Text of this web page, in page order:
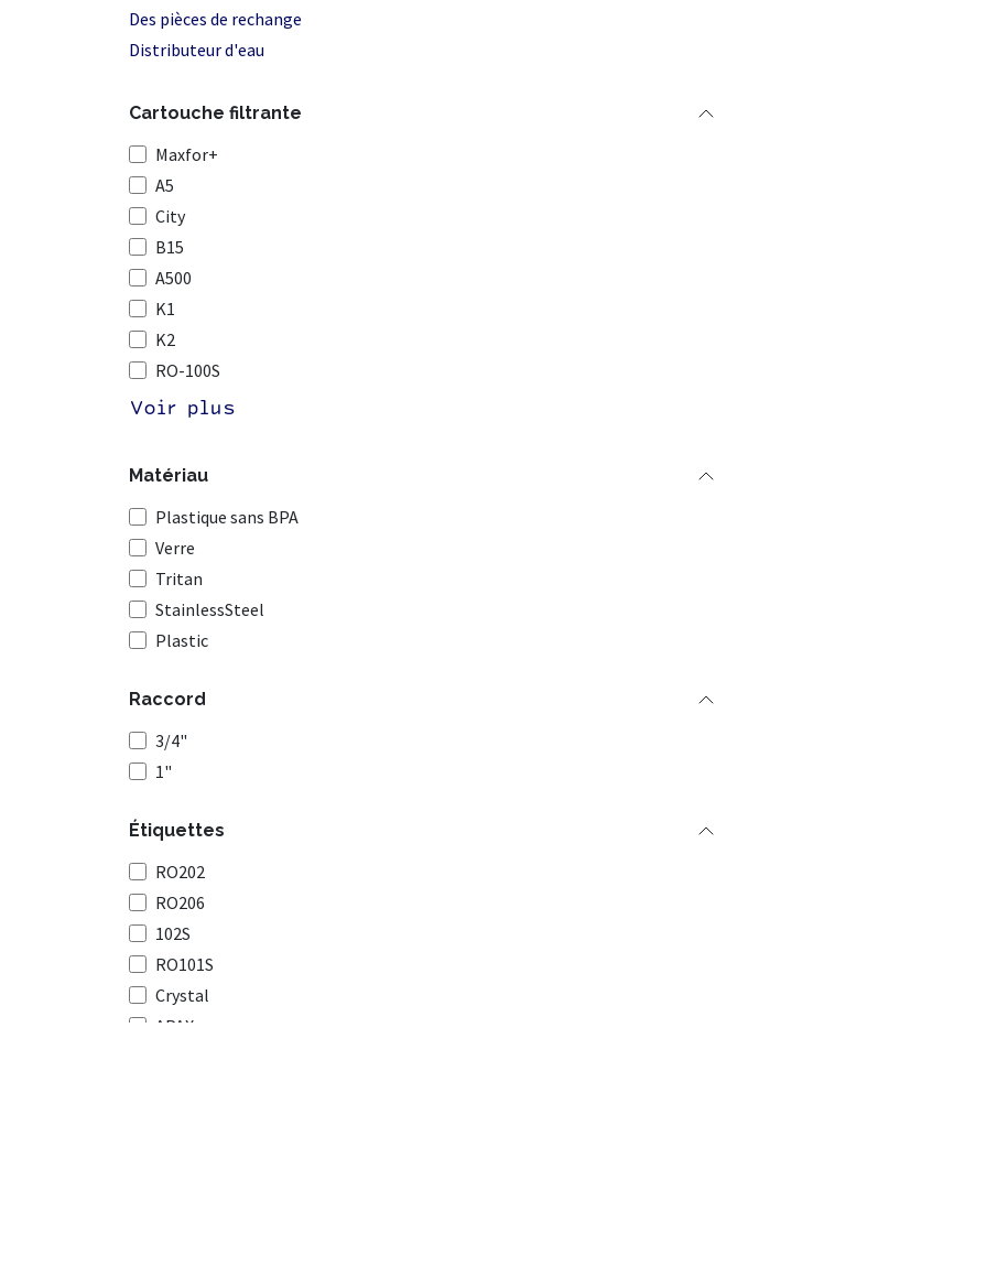
Des pièces de rechange
Distributeur d'eau
Cartouche filtrante
Maxfor+
A5
City
B15
A500
K1
K2
RO-100S
Voir plus
Matériau
Plastique sans BPA
Verre
Tritan
StainlessSteel
Plastic
Raccord
3/4"
1"
Étiquettes
RO202
RO206
102S
RO101S
Crystal
APAX